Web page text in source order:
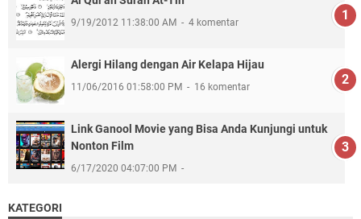
9/19/2012 11:38:00 AM 4 komentar
Alergi Hilang dengan Air Kelapa Hijau
11/06/2016 01:58:00 PM 16 komentar
Link Ganool Movie yang Bisa Anda Kunjungi untuk
Nonton Film
6/17/2020 04:07:00 PM
KATEGORI